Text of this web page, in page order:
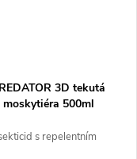
3D tekutá
moskytiéra 500ml
s repelentním